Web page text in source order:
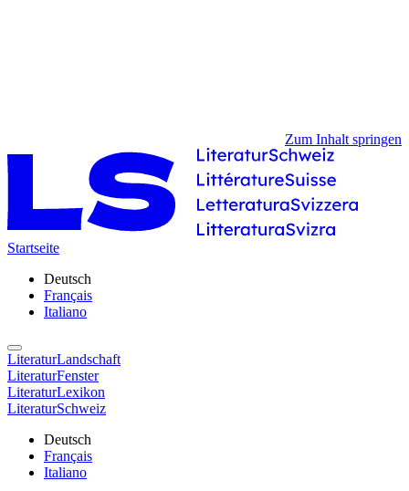
Zum Inhalt springen
Startseite
Deutsch
Français
Italiano
LiteraturLandschaft
LiteraturFenster
LiteraturLexikon
LiteraturSchweiz
Deutsch
Français
Italiano